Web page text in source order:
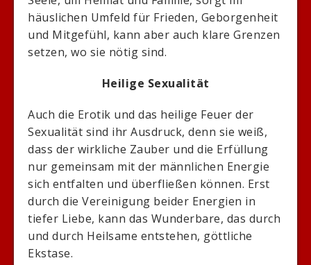
häuslichen Umfeld für Frieden, Geborgenheit
und Mitgefühl, kann aber auch klare Grenzen
setzen, wo sie nötig sind.
Heilige Sexualität
Auch die Erotik und das heilige Feuer der
Sexualität sind ihr Ausdruck, denn sie weiß,
dass der wirkliche Zauber und die Erfüllung
nur gemeinsam mit der männlichen Energie
sich entfalten und überfließen können. Erst
durch die Vereinigung beider Energien in
tiefer Liebe, kann das Wunderbare, das durch
und durch Heilsame entstehen, göttliche
Ekstase.